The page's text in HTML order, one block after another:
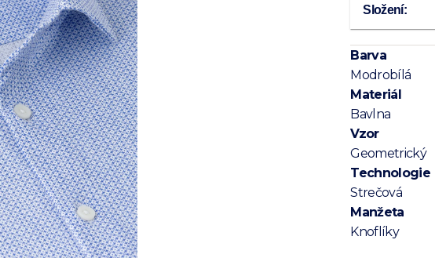
Složení:
Barva
Modrobílá
Materiál
Bavlna
Vzor
Geometrický
Technologie
Strečová
Manžeta
Knoflíky